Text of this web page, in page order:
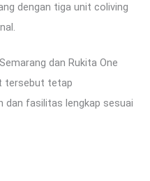
dengan tiga unit coliving
dan Rukita One
tersebut tetap
dan fasilitas lengkap sesuai